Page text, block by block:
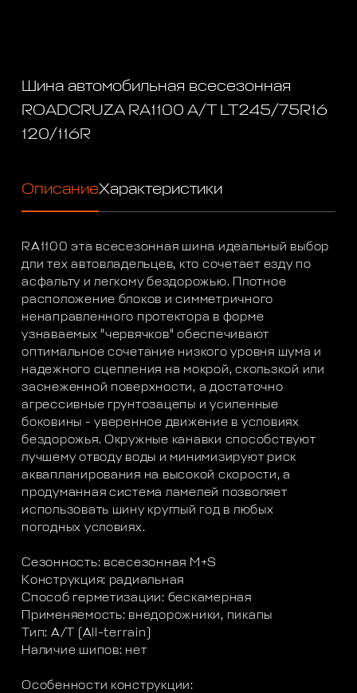
Шина автомобильная всесезонная
ROADCRUZA RA1100 A/T LT245/75R16
120/116R
ОписаниеХарактеристики
RA1100 эта всесезонная шина идеальный выбор
дли тех автовладельцев, кто сочетает езду по
асфальту и легкому бездорожью. Плотное
расположение блоков и симметричного
ненаправленного протектора в форме
узнаваемых "червячков" обеспечивают
оптимальное сочетание низкого уровня шума и
надежного сцепления на мокрой, скользкой или
заснеженной поверхности, а достаточно
агрессивные грунтозацепы и усиленные
боковины - уверенное движение в условиях
бездорожья. Окружные канавки способствуют
лучшему отводу воды и минимизируют риск
аквапланирования на высокой скорости, а
продуманная система ламелей позволяет
использовать шину круглый год в любых
погодных условиях.
Сезонность: всесезонная M+S
Конструкция: радиальная
Способ герметизации: бескамерная
Применяемость: внедорожники, пикапы
Тип: A/T (All-terrain)
Наличие шипов: нет
Особенности конструкции: